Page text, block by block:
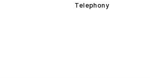
Telephony